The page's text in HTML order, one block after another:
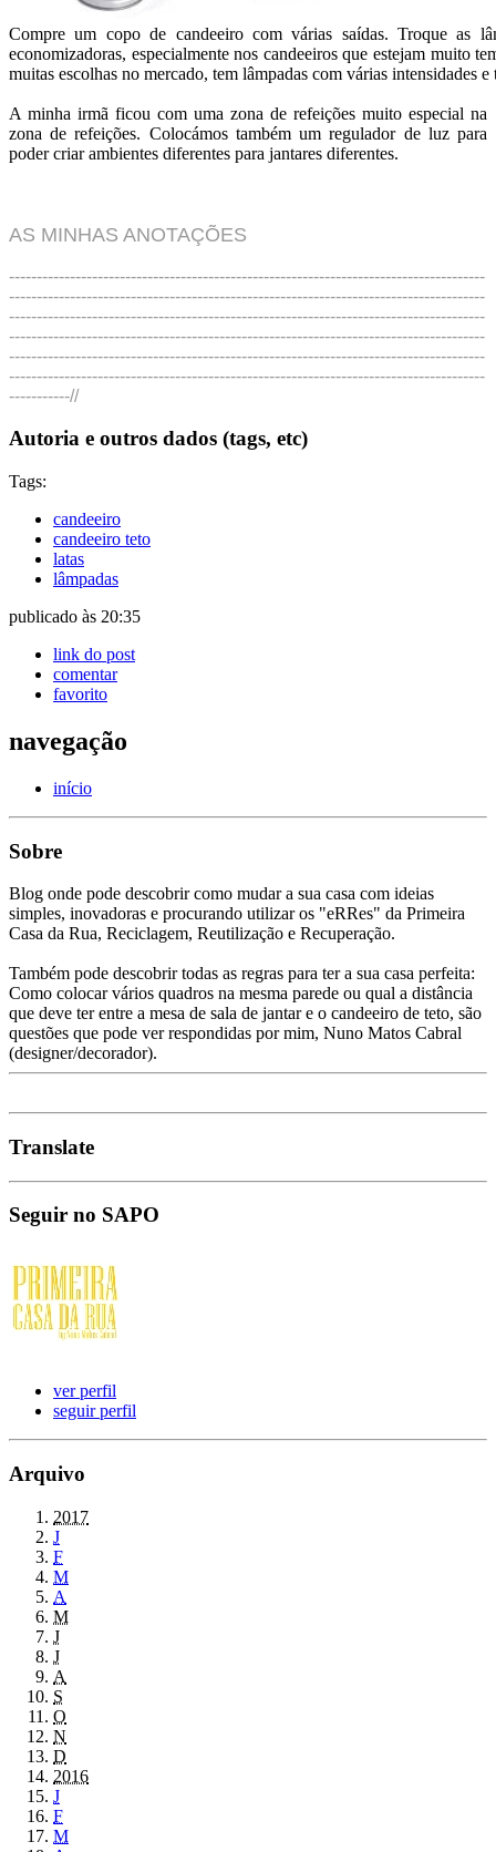
Compre um copo de candeeiro com várias saídas. Troque as
economizadoras, especialmente nos candeeiros que estejam muito
muitas escolhas no mercado, tem lâmpadas com várias intensidades e
A minha irmã ficou com uma zona de refeições muito especial na
zona de refeições. Colocámos também um regulador de luz para
poder criar ambientes diferentes para jantares diferentes.
AS MINHAS ANOTAÇÕES
--------------------------------------------------------------------------------------
--------------------------------------------------------------------------------------
--------------------------------------------------------------------------------------
--------------------------------------------------------------------------------------
--------------------------------------------------------------------------------------
--------------------------------------------------------------------------------------
-----------//
Autoria e outros dados (tags, etc)
Tags:
candeeiro
candeeiro teto
latas
lâmpadas
publicado às 20:35
link do post
comentar
favorito
navegação
início
Sobre
Blog onde pode descobrir como mudar a sua casa com ideias
simples, inovadoras e procurando utilizar os "eRRes" da Primeira
Casa da Rua, Reciclagem, Reutilização e Recuperação.
Também pode descobrir todas as regras para ter a sua casa perfeita:
Como colocar vários quadros na mesma parede ou qual a distância
que deve ter entre a mesa de sala de jantar e o candeeiro de teto, são
questões que pode ver respondidas por mim, Nuno Matos Cabral
(designer/decorador).
Translate
Seguir no SAPO
ver perfil
seguir perfil
Arquivo
2017
J
F
M
A
M
J
J
A
S
O
N
D
2016
J
F
M